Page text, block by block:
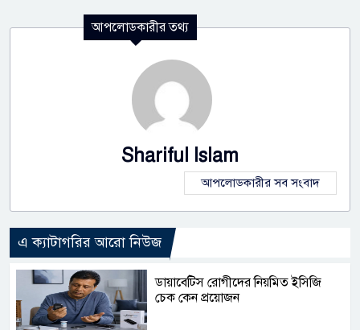
আপলোডকারীর তথ্য
Shariful Islam
আপলোডকারীর সব সংবাদ
এ ক্যাটাগরির আরো নিউজ
ডায়াবেটিস রোগীদের নিয়মিত ইসিজি
চেক কেন প্রয়োজন